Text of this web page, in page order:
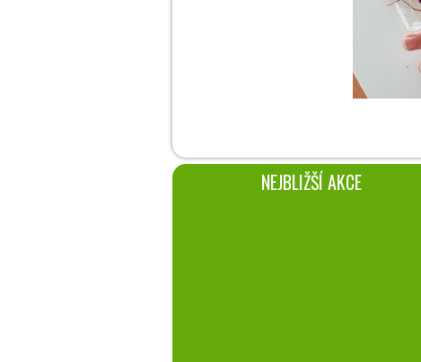
NEJBLIŽŠÍ AKCE